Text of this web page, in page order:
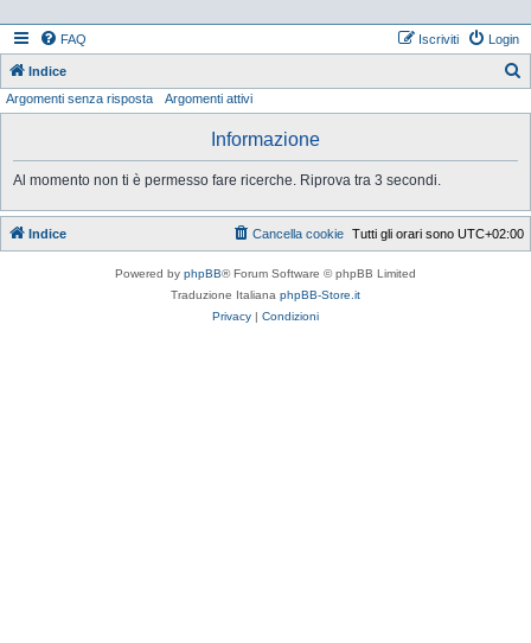
FAQ Login
Iscriviti
Indice
Argomenti senza risposta Argomenti attivi
Informazione
Al momento non ti è permesso fare ricerche. Riprova tra 3 secondi.
Indice Tutti gli orari sono UTC+02:00
Cancella cookie
Powered by phpBB® Forum Software © phpBB Limited
Traduzione Italiana phpBB-Store.it
Privacy | Condizioni